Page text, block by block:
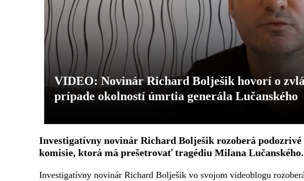
VIDEO: Novinár Richard Bolješik hovorí o
prípade okolností úmrtia generála Lučanského
Investigatívny novinár Richard Bolješik rozoberá
komisie, ktorá má prešetrovať tragédiu Milana Lučanského.
Investigatívny novinár Richard Bolješik vo svojom videoblogu